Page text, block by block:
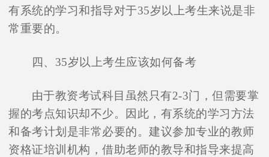
有系统的学习和指导对于35岁以上考生来说是非
常重要的。
四、35岁以上考生应该如何备考
由于教资考试科目虽然只有2-3门，但需要掌
握的考点知识却不少。因此，有系统的学习方法
和备考计划是非常必要的。建议参加专业的教师
资格证培训机构，借助老师的教导和指导来提高